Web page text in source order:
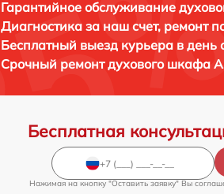
Гарантийное обслуживание
Диагностика за наш счет, ремонт
Бесплатный выезд курьера в день
Срочный ремонтдухового шкафа
Бесплатная
Нажимая на кнопку "Оставить заявку" Вы